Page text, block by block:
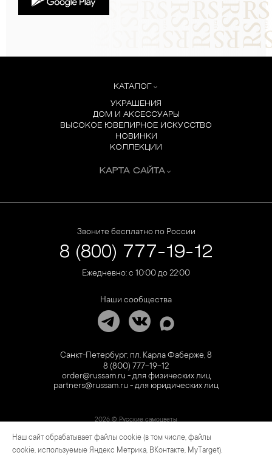
КАТАЛОГ
УКРАШЕНИЯ
ДОМ И АКСЕССУАРЫ
ВЫСОКОЕ ЮВЕЛИРНОЕ ИСКУССТВО
НОВИНКИ
КОЛЛЕКЦИИ
КАРТА САЙТА
Звоните бесплатно по России
8 (800) 777-19-12
Ежедневно: с 10:00 до 22:00
Наши сообщества
Санкт-Петербург, пл. Карла Фаберже, 8
8 (800) 777-19-12
order@russam.ru - для физических лиц
partners@russam.ru - для юридических лиц
2026 © Русские самоцветы
Предложение не является публичной офертой. Цены на сайте и в розничной сети
могут отличаться. Информация на сайте о товаре носит рекламный характер и
Наш сайт обрабатывает файлы cookie (в том числе, файлы
cookie, используемые Яндекс Метрика, ВКонтакте, MyTarget).